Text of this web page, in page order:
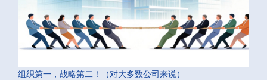
组织第一，战略第二！（对大多数公司来说）